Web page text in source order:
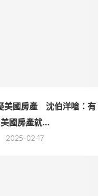
美國房產 沈伯洋嗆：有
美國房產就...
2025-02-17